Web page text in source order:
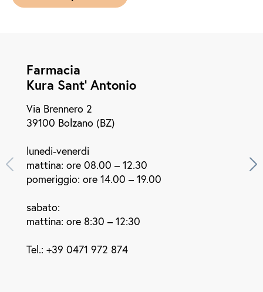
Farmacia
Kura Sant' Antonio
Via Brennero 2
39100 Bolzano (BZ)
lunedi-venerdi
mattina: ore 08.00 – 12.30
pomeriggio: ore 14.00 – 19.00
sabato:
mattina: ore 8:30 – 12:30
Tel.: +39 0471 972 874